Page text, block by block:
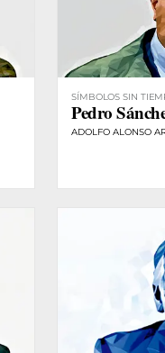
SÍMBOLOS SIN
Pedro
ADOLFO ALONSO